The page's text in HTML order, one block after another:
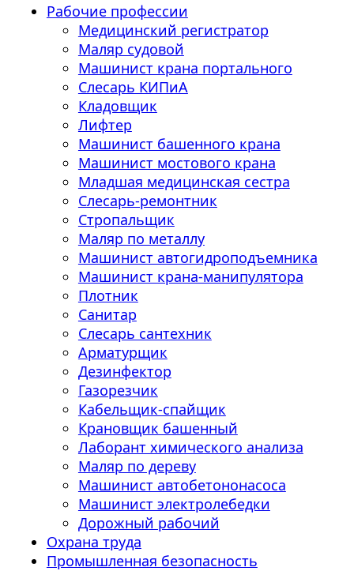
Рабочие профессии
Медицинский регистратор
Маляр судовой
Машинист крана портального
Слесарь КИПиА
Кладовщик
Лифтер
Машинист башенного крана
Машинист мостового крана
Младшая медицинская сестра
Слесарь-ремонтник
Стропальщик
Маляр по металлу
Машинист автогидроподъемника
Машинист крана-манипулятора
Плотник
Санитар
Слесарь сантехник
Арматурщик
Дезинфектор
Газорезчик
Кабельщик-спайщик
Крановщик башенный
Лаборант химического анализа
Маляр по дереву
Машинист автобетононасоса
Машинист электролебедки
Дорожный рабочий
Охрана труда
Промышленная безопасность